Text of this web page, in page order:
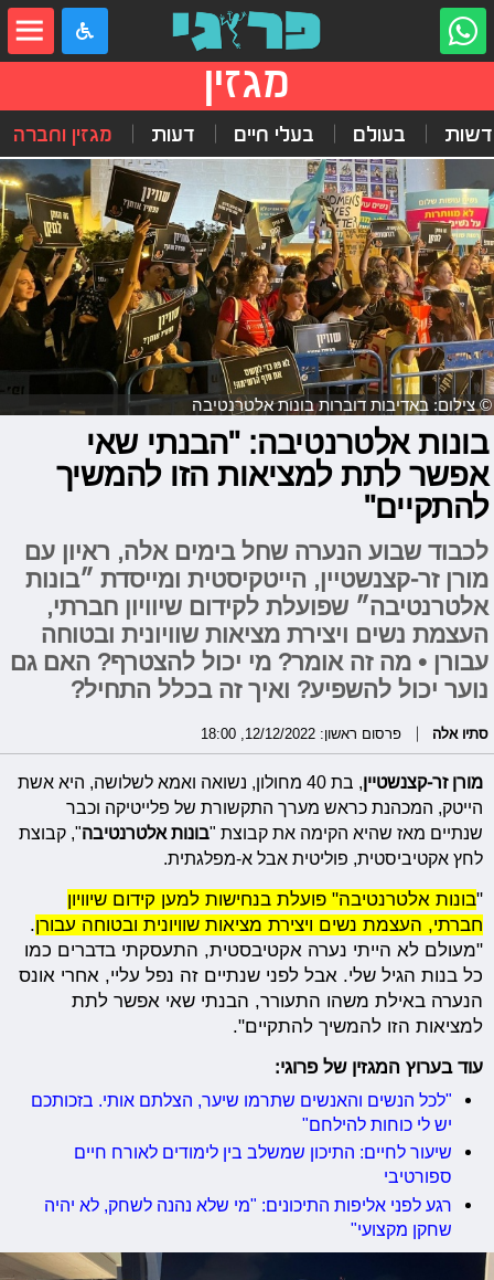
מגזין
בעולם בעלי חיים דעות מגזין וחברה
© צילום: באדיבות דוברות בונות אלטרנטיבה
בונות אלטרנטיבה: "הבנתי שאי
אפשר לתת למציאות הזו להמשיך
להתקיים"
לכבוד שבוע הנערה שחל בימים אלה, ראיון עם
מורן זר-קצנשטיין, הייטקיסטית ומייסדת ״בונות
אלטרנטיבה״ שפועלת לקידום שיוויון חברתי,
העצמת נשים ויצירת מציאות שוויונית ובטוחה
עבורן • מה זה אומר? מי יכול להצטרף? האם גם
נוער יכול להשפיע? ואיך זה בכלל התחיל?
סתיו אלה פרסום ראשון: 12/12/2022, 18:00
מורן זר-קצנשטיין
, בת 40 מחולון, נשואה ואמא לשלושה, היא אשת
הייטק, המכהנת כראש מערך התקשורת של פלייטיקה וכבר
שנתיים מאז שהיא הקימה את קבוצת "בונות אלטרנטיבה", קבוצת
לחץ אקטיביסטית, פוליטית אבל א-מפלגתית.
"בונות אלטרנטיבה" פועלת בנחישות למען קידום שיוויון
חברתי, העצמת נשים ויצירת מציאות שוויונית ובטוחה עבורן.
"מעולם לא הייתי נערה אקטיבסטית, התעסקתי בדברים כמו
כל בנות הגיל שלי. אבל לפני שנתיים זה נפל עליי, אחרי אונס
הנערה באילת משהו התעורר, הבנתי שאי אפשר לתת
למציאות הזו להמשיך להתקיים".
עוד בערוץ המגזין של פרוגי:
"לכל הנשים והאנשים שתרמו שיער, הצלתם אותי. בזכותכם
יש לי כוחות להילחם"
שיעור לחיים: התיכון שמשלב בין לימודים לאורח חיים
ספורטיבי
רגע לפני אליפות התיכונים: "מי שלא נהנה לשחק, לא יהיה
שחקן מקצועי"